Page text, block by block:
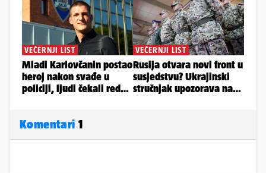
Komentari 1